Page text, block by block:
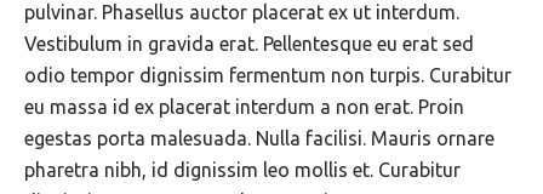
pulvinar. Phasellus auctor placerat ex ut interdum.
Vestibulum in gravida erat. Pellentesque eu erat sed
odio tempor dignissim fermentum non turpis. Curabitur
eu massa id ex placerat interdum a non erat. Proin
egestas porta malesuada. Nulla facilisi. Mauris ornare
pharetra nibh, id dignissim leo mollis et. Curabitur